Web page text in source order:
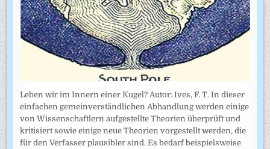
Leben wir im Innern einer Kugel? Autor: Ives, F. T. In dieser
einfachen gemeinverständlichen Abhandlung werden einige
von Wissenschaftlern aufgestellte Theorien überprüft und
kritisiert sowie einige neue Theorien vorgestellt werden, die
für den Verfasser plausibler sind. Es bedarf beispielsweise